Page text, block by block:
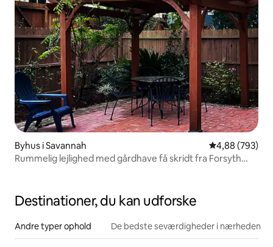
Byhus i Savannah 4,88 ud af 5 i
4,88 (793)
Rummelig lejlighed med gårdhave få skridt fra Forsyth
Destinationer, du kan udforske
Andre typer ophold De bedste seværdigheder i nærheden